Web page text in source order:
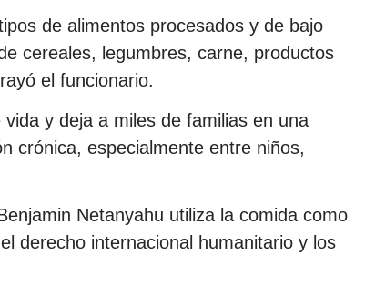
de alimentos procesados y de bajo
cereales, legumbres, carne, productos
el funcionario.
y deja a miles de familias en una
crónica, especialmente entre niños,
Netanyahu utiliza la comida como
derecho internacional humanitario y los